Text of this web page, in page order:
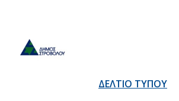
ΔΕΛΤΙΟ ΤΥΠΟΥ